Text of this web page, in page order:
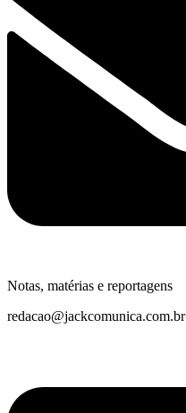
Notas, matérias e reportagens
redacao@jackcomunica.com.br